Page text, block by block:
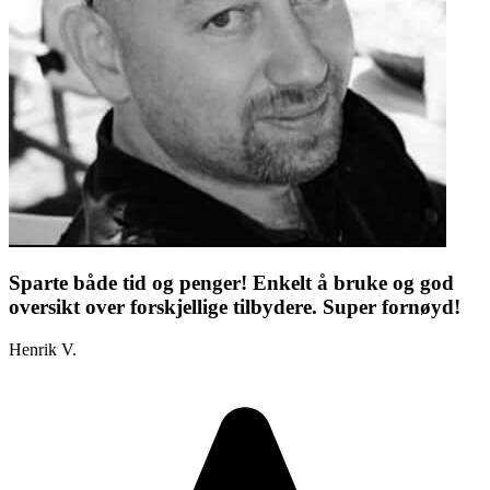
Sparte både tid og penger! Enkelt å bruke og god
oversikt over forskjellige tilbydere. Super fornøyd!
Henrik V.